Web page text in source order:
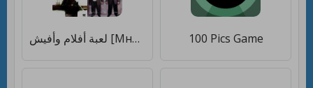
لعبة أفلام وأفيش [Много монет] 100 Pics Game